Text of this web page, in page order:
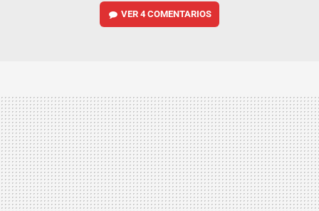
VER4 COMENTARIOS